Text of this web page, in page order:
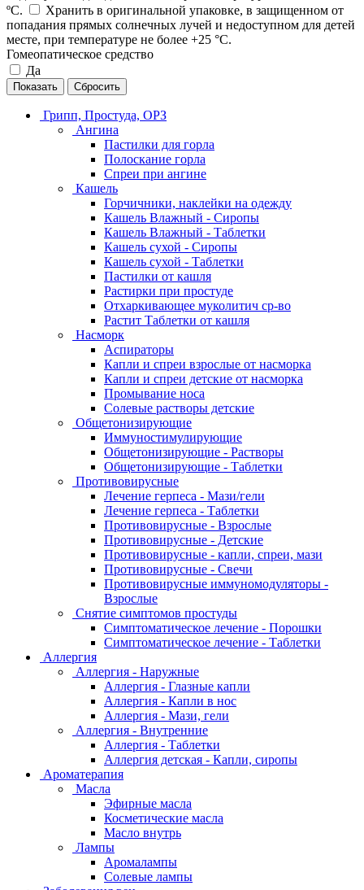
ºС.
Хранить в оригинальной упаковке, в защищенном от
попадания прямых солнечных лучей и недоступном для детей
месте, при температуре не более +25 °С.
Гомеопатическое средство
Да
Сбросить
Грипп, Простуда, ОРЗ
Ангина
Пастилки для горла
Полоскание горла
Спреи при ангине
Кашель
Горчичники, наклейки на одежду
Кашель Влажный - Сиропы
Кашель Влажный - Таблетки
Кашель сухой - Сиропы
Кашель сухой - Таблетки
Пастилки от кашля
Растирки при простуде
Отхаркивающее муколитич ср-во
Растит Таблетки от кашля
Насморк
Аспираторы
Капли и спреи взрослые от насморка
Капли и спреи детские от насморка
Промывание носа
Солевые растворы детские
Общетонизирующие
Иммуностимулирующие
Общетонизирующие - Растворы
Общетонизирующие - Таблетки
Противовирусные
Лечение герпеса - Мази/гели
Лечение герпеса - Таблетки
Противовирусные - Взрослые
Противовирусные - Детские
Противовирусные - капли, спреи, мази
Противовирусные - Свечи
Противовирусные иммуномодуляторы -
Взрослые
Снятие симптомов простуды
Симптоматическое лечение - Порошки
Симптоматическое лечение - Таблетки
Аллергия
Аллергия - Наружные
Аллергия - Глазные капли
Аллергия - Капли в нос
Аллергия - Мази, гели
Аллергия - Внутренние
Аллергия - Таблетки
Аллергия детская - Капли, сиропы
Ароматерапия
Масла
Эфирные масла
Косметические масла
Масло внутрь
Лампы
Аромалампы
Солевые лампы